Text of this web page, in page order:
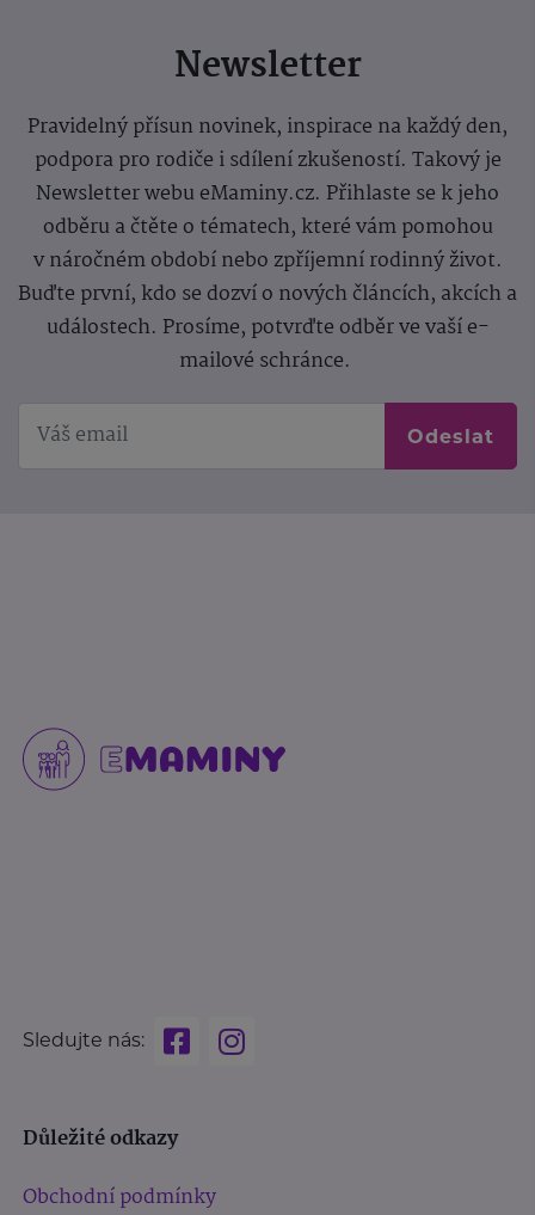
Newsletter
Pravidelný přísun novinek, inspirace na každý den,
podpora pro rodiče i sdílení zkušeností. Takový je
Newsletter webu eMaminy.cz. Přihlaste se k jeho
odběru a čtěte o tématech, které vám pomohou
v náročném období nebo zpříjemní rodinný život.
Buďte první, kdo se dozví o nových článcích, akcích a
událostech. Prosíme, potvrďte odběr ve vaší e-
mailové schránce.
Odeslat
Sledujte nás:
Důležité odkazy
Obchodní podmínky